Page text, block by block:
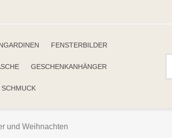
FENSTERBILDER
GESCHENKANHÄNGER
und Weihnachten